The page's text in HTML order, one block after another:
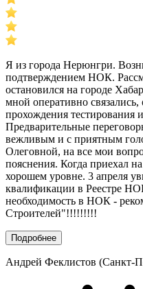
Я из города Нерюнгри.
подтверждением НОК.
остановился на городе
мной оперативно связались,
прохождения тестирования
Предварительные
вежливым и с приятным
Олеговной, на все мои
пояснения. Когда приехал
хорошем уровне. 3 апреля
квалификации в Реестре
необходимость в НОК -
Строителей"!!!!!!!!!
Подробнее
Андрей Феклистов (Санкт-